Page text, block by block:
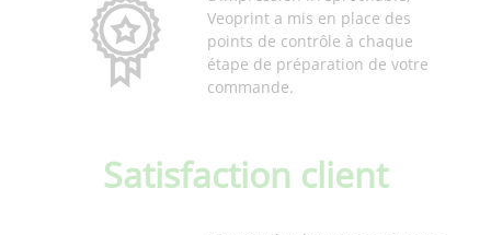
Veoprint a mis en place des
points de contrôle à chaque
étape de préparation de votre
commande.
Satisfaction client